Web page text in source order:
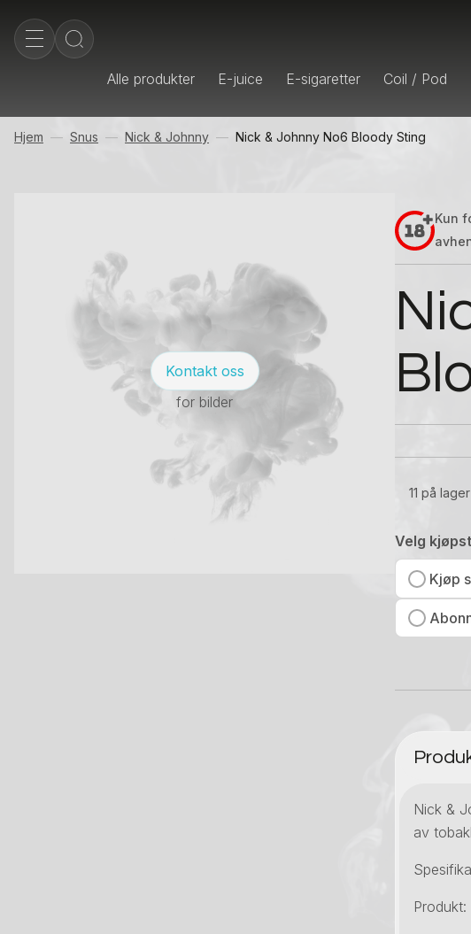
Alle produkter E-juice E-sigaretter Coil / Pod
Hjem Snus Nick & Johnny Nick & Johnny No6 Bloody Sting
Kontakt oss
for bilder
Kun
11 på
Velg
Kjøp
Nick &
av